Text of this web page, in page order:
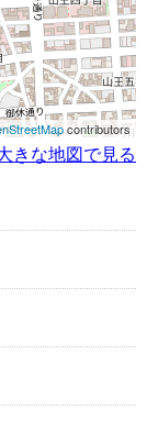
contributors
きな地図で見る